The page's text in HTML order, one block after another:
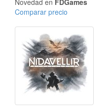
Novedad en FDGames
Comparar precio